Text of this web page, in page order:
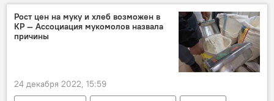
Есимаса Хаяси
Рост цен на муку и хлеб возможен в
КР — Ассоциация мукомолов назвала
причины
24 декабря 2022, 15:59